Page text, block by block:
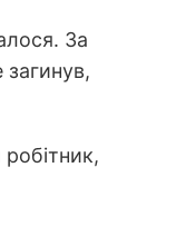
За
загинув,